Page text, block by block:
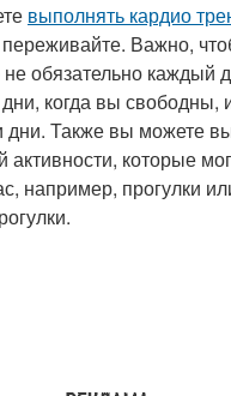
выполнять кардио
Важно,
не обязательно каждый
когда вы свободны,
дни. Также вы можете
активности, которые
например, прогулки